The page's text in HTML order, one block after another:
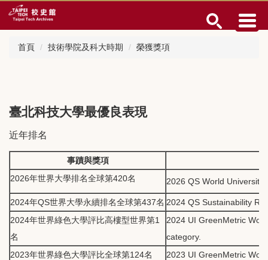
跳
到
首頁 技術學院及科大時期 榮獲獎項
臺北科技大學最優良表現
近年排名
事蹟與獎項
2026年世界大學排名全球第420名
2026 QS World
2024年QS世界大學永續排名全球第437名 2024 QS Sustainability
2024年世界綠色大學評比高樓型世界第1
名
2024 UI GreenMetric
category.
2023年世界綠色大學評比全球第124名
2023 UI GreenMetric